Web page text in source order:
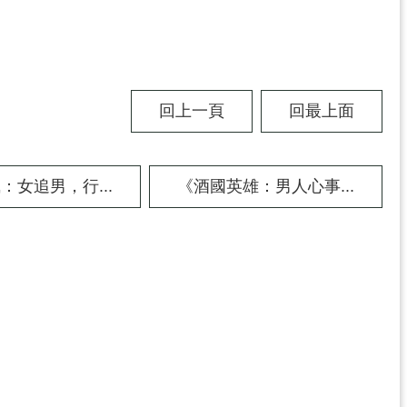
回上一頁 回最上面
女追男，行... 《酒國英雄：男人心事...